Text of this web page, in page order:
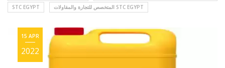
STC EGYPT
المتخصص للتجارة والمقاولات STC EGYPT
15 APR
2022